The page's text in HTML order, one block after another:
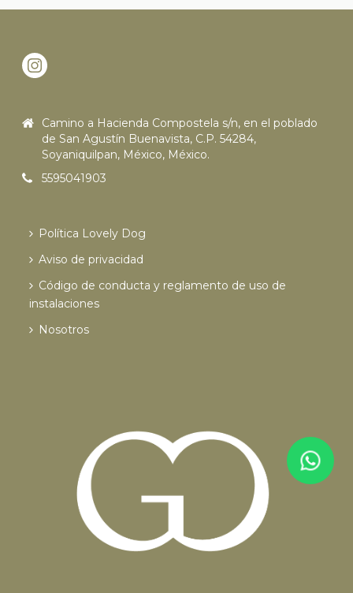
Camino a Hacienda Compostela s/n, en el poblado
de San Agustín Buenavista, C.P. 54284,
Soyaniquilpan, México, México.
5595041903
Política Lovely Dog
Aviso de privacidad
Código de conducta y reglamento de uso de
instalaciones
Nosotros